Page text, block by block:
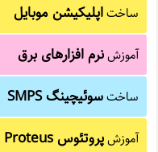
ساختاپلیکیشن موبایل
آموزشنرم افزارهای برق
ساختسوئیچینگ SMPS
آموزشپروتئوس Proteus